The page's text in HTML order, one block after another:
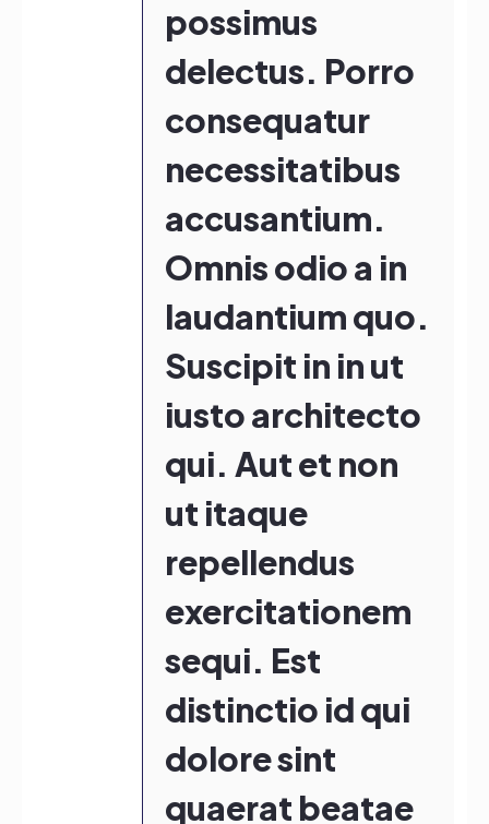
possimus
delectus. Porro
consequatur
necessitatibus
accusantium.
Omnis odio a in
laudantium quo.
Suscipit in in ut
iusto architecto
qui. Aut et non
ut itaque
repellendus
exercitationem
sequi. Est
distinctio id qui
dolore sint
quaerat beatae